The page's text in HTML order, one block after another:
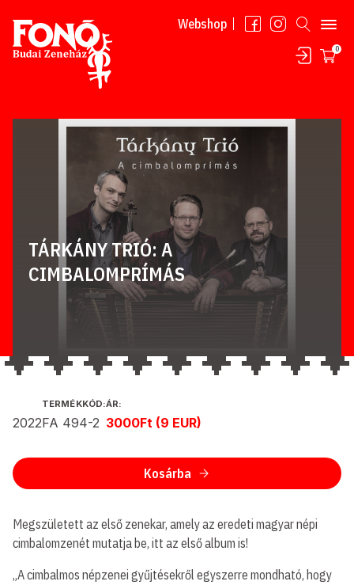
Tovább a tartalomhoz Webshop
0
TÁRKÁNY TRIÓ: A
CIMBALOMPRÍMÁS
ÉS
ÉVE:
2022
TERMÉKKÓD:
FA 494-2
ÁR:
3000Ft (9 EUR)
Kosárba
Megszületett az első zenekar, amely az eredeti magyar népi
cimbalomzenét mutatja be, itt az első album is!
„A cimbalmos népzenei gyűjtésekről egyszerre mondható, hogy